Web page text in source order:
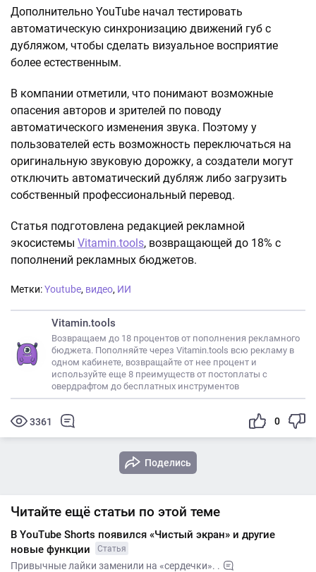
Дополнительно YouTube начал тестировать
автоматическую синхронизацию движений губ с
дубляжом, чтобы сделать визуальное восприятие
более естественным.
В компании отметили, что понимают возможные
опасения авторов и зрителей по поводу
автоматического изменения звука. Поэтому у
пользователей есть возможность переключаться на
оригинальную звуковую дорожку, а создатели могут
отключить автоматический дубляж либо загрузить
собственный профессиональный перевод.
Статья подготовлена редакцией рекламной
экосистемы Vitamin.tools, возвращающей до 18% с
пополнений рекламных бюджетов.
Метки:Youtube, видео, ИИ
Vitamin.tools
Возвращаем до 18 процентов от пополнения рекламного
бюджета. Пополняйте через Vitamin.tools всю рекламу в
одном кабинете, возвращайте от нее процент и
используйте еще 8 преимуществ от постоплаты с
овердрафтом до бесплатных инструментов
3361 0
Поделись
Читайте ещё статьи по этой теме
В YouTube Shorts появился «Чистый экран» и другие
новые функции
Статья
Привычные лайки заменили на «сердечки». .